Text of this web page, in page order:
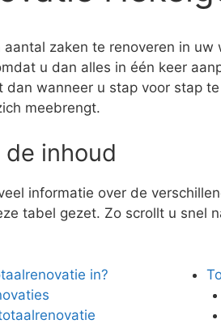
aantal zaken te renoveren in
u dan alles in één keer
wanneer u stap voor stap
meebrengt.
inhoud
informatie over de
tabel gezet. Zo scrollt u snel
in?